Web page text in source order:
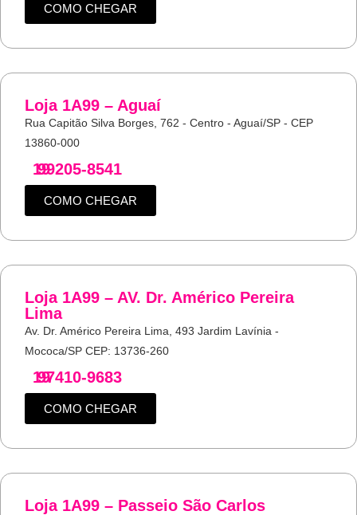
COMO CHEGAR
Loja 1A99 – Aguaí
Rua Capitão Silva Borges, 762 - Centro - Aguaí/SP - CEP
13860-000
19
99205-8541
COMO CHEGAR
Loja 1A99 – AV. Dr. Américo Pereira
Lima
Av. Dr. Américo Pereira Lima, 493 Jardim Lavínia -
Mococa/SP CEP: 13736-260
19
97410-9683
COMO CHEGAR
Loja 1A99 – Passeio São Carlos